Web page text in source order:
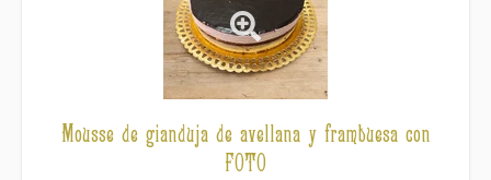
Mousse de gianduja de avellana y frambuesa con
FOTO